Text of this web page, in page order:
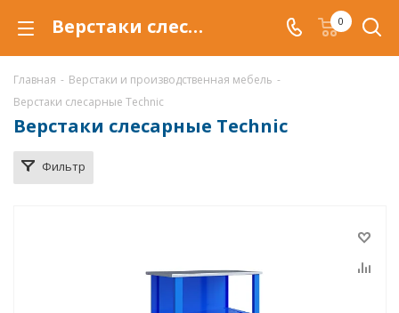
Верстаки слесарные купить по низкой цене в Самаре 0
Главная - Верстаки и производственная мебель -
Верстаки слесарные Technic
Верстаки слесарные Technic
Фильтр